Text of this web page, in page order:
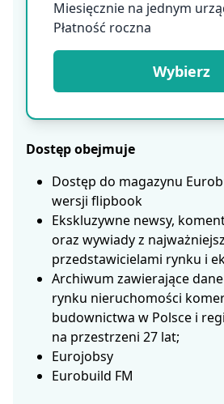
Miesięcznie na jednym
Płatność roczna
Wybierz
Dostęp obejmuje
Dostęp do magazynu
wersji flipbook
Ekskluzywne newsy,
oraz wywiady z
przedstawicielami rynku i
Archiwum zawierające
rynku nieruchomości
budownictwa w Polsce i
na przestrzeni 27 lat;
Eurojobsy
Eurobuild FM